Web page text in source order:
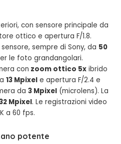
con sensore principale da
ottico e apertura F/1.8.
sempre di Sony, da 50
le foto grandangolari.
con zoom ottico 5x ibrido
13 Mpixel e apertura F/2.4 e
da 3 Mpixel (microlens). La
Mpixel. Le registrazioni video
a 60 fps.
potente